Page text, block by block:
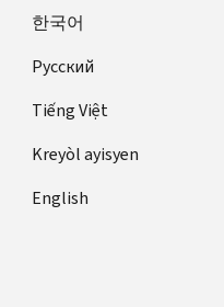
한국어
Pусский
Tiếng Việt
Kreyòl ayisyen
English